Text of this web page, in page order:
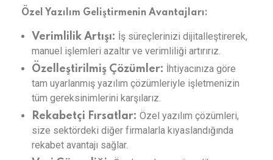
Özel Yazılım Geliştirmenin Avantajları:
Verimlilik Artışı: İş süreçlerinizi dijitalleştirerek,
manuel işlemleri azaltır ve verimliliği artırırız.
Özelleştirilmiş Çözümler: İhtiyacınıza göre
tam uyarlanmış yazılım çözümleriyle işletmenizin
tüm gereksinimlerini karşılarız.
Rekabetçi Fırsatlar: Özel yazılım çözümleri,
size sektördeki diğer firmalarla kıyaslandığında
rekabet avantajı sağlar.